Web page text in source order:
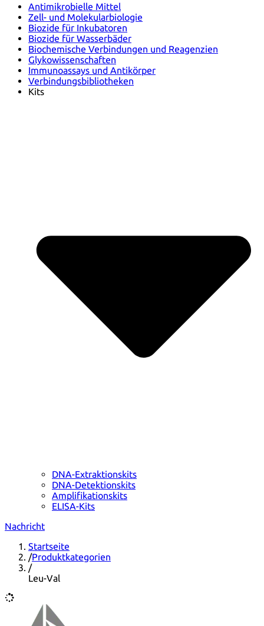
Antimikrobielle Mittel
Zell- und Molekularbiologie
Biozide für Inkubatoren
Biozide für Wasserbäder
Biochemische Verbindungen und Reagenzien
Glykowissenschaften
Immunoassays und Antikörper
Verbindungsbibliotheken
Kits
DNA-Extraktionskits
DNA-Detektionskits
Amplifikationskits
ELISA-Kits
Nachricht
Startseite
/Produktkategorien
/
Leu-Val